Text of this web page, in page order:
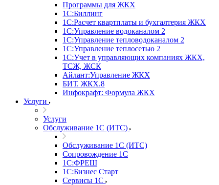
Программы для ЖКХ
1С:Биллинг
1С:Расчет квартплаты и бухгалтерия ЖКХ
1С:Управление водоканалом 2
1С:Управление тепловодоканалом 2
1С:Управление теплосетью 2
1С:Учет в управляющих компаниях ЖКХ,
ТСЖ, ЖСК
Айлант:Управление ЖКХ
БИТ. ЖКХ.8
Инфокрафт: Формула ЖКХ
Услуги
Услуги
Обслуживание 1С (ИТС)
Обслуживание 1С (ИТС)
Сопровождение 1С
1С:ФРЕШ
1С:Бизнес Старт
Сервисы 1С